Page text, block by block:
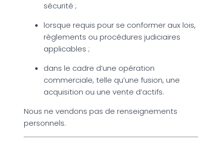
sécurité ;
lorsque requis pour se conformer aux lois,
règlements ou procédures judiciaires
applicables ;
dans le cadre d’une opération
commerciale, telle qu’une fusion, une
acquisition ou une vente d’actifs.
Nous ne vendons pas de renseignements
personnels.